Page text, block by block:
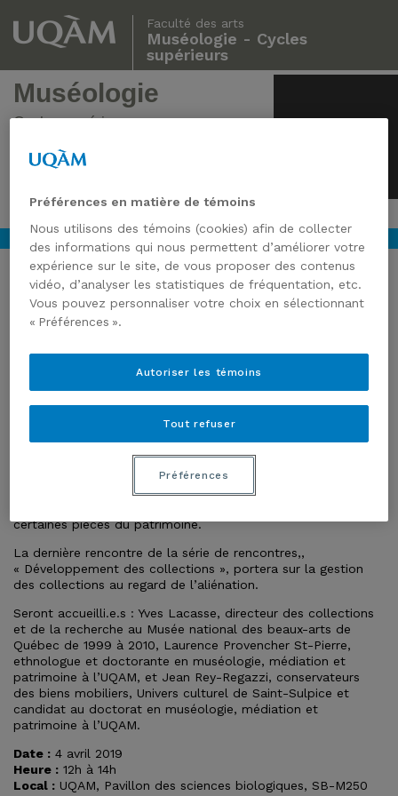
Faculté des arts
Muséologie - Cycles
supérieurs
Muséologie
Cycles supérieurs
RENCONTRE :
DÉVELOPPEMENT DES
COLLECTIONS
En 2018, le milieu patrimonial canadien a été le théâtre de
débats sans précédent allant jusqu’à remettre en question
certaines des procédures et coutumes visant la gestion
d’objets culturels conservés par les musées et les institutions
certaines pièces du patrimoine.
La dernière rencontre de la série de rencontres,,
« Développement des collections », portera sur la gestion
des collections au regard de l’aliénation.
Seront accueilli.e.s : Yves Lacasse, directeur des collections
et de la recherche au Musée national des beaux-arts de
Québec de 1999 à 2010, Laurence Provencher St-Pierre,
ethnologue et doctorante en muséologie, médiation et
patrimoine à l’UQAM, et Jean Rey-Regazzi, conservateurs
des biens mobiliers, Univers culturel de Saint-Sulpice et
candidat au doctorat en muséologie, médiation et
patrimoine à l’UQAM.
Date : 4 avril 2019
Heure : 12h à 14h
Local : UQAM, Pavillon des sciences biologiques, SB-M250
Préférences en matière de témoins
Nous utilisons des témoins (cookies) afin de collecter
des informations qui nous permettent d’améliorer votre
expérience sur le site, de vous proposer des contenus
vidéo, d’analyser les statistiques de fréquentation, etc.
Vous pouvez personnaliser votre choix en sélectionnant
« Préférences ».
Tout refuser
Autoriser les témoins
Préférences